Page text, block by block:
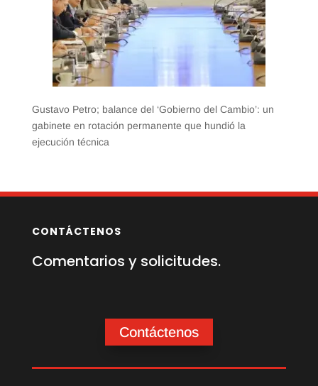
Gustavo Petro; balance del ‘Gobierno del Cambio’: un
gabinete en rotación permanente que hundió la
ejecución técnica
CONTÁCTENOS
Comentarios y solicitudes.
Contáctenos